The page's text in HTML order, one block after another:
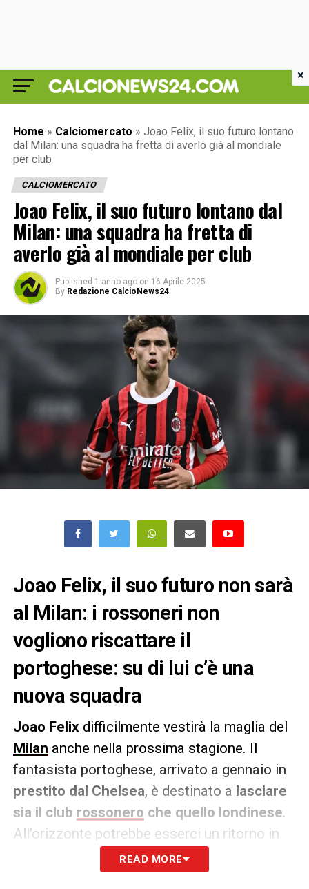
Home » Calciomercato » Joao Felix, il suo futuro lontano
dal Milan: una squadra ha fretta di averlo già al mondiale
per club
CALCIOMERCATO
Joao Felix, il suo futuro lontano dal
Milan: una squadra ha fretta di
averlo già al mondiale per club
Published 1 anno ago on 16 Aprile 2025
By Redazione CalcioNews24
Joao Felix, il suo futuro non sarà
al Milan: i rossoneri non
vogliono riscattare il
portoghese: su di lui c’è una
nuova squadra
Joao Felix difficilmente vestirà la maglia del
Milan anche nella prossima stagione. Il
fantasista portoghese, arrivato a gennaio in
prestito dal Chelsea, è destinato a lasciare
sia il club rossonero che quello londinese.
All’orizzonte potrebbe esserci un ritorno in
il Benfica starebbe pensando di
riportarlo a Lisbonacon la formula del
READ MORE
×